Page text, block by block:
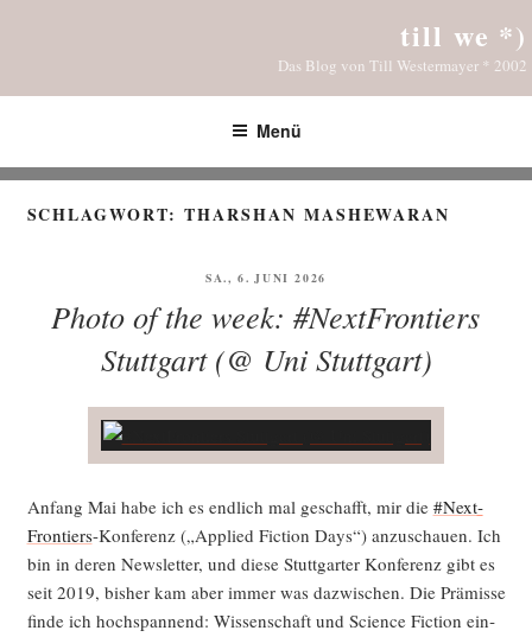
till we *)
Das Blog von Till Westermayer * 2002
Menü
SCHLAGWORT:THARSHAN MASHEWARAN
VERÖFFENTLICHT
SA., 6. JUNI 2026
Photo of the week: #NextFrontiers
Stuttgart (@ Uni Stuttgart)
Anfang Mai habe ich es end­lich mal geschafft, mir die #Next­
Fron­tiers-Kon­fe­renz („Appli­ed Fic­tion Days“) anzu­schau­en. Ich
bin in deren News­let­ter, und die­se Stutt­gar­ter Kon­fe­renz gibt es
seit 2019, bis­her kam aber immer was dazwi­schen. Die Prä­mis­se
fin­de ich hoch­span­nend: Wis­sen­schaft und Sci­ence Fic­tion ein­